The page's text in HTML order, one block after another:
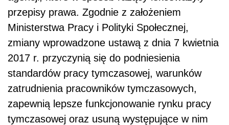
przepisy prawa. Zgodnie z założeniem
Ministerstwa Pracy i Polityki Społecznej,
zmiany wprowadzone ustawą z dnia 7 kwietnia
2017 r. przyczynią się do podniesienia
standardów pracy tymczasowej, warunków
zatrudnienia pracowników tymczasowych,
zapewnią lepsze funkcjonowanie rynku pracy
tymczasowej oraz usuną występujące w nim